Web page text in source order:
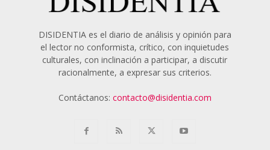
DISIDENTIA es el diario de análisis y opinión para
el lector no conformista, crítico, con inquietudes
culturales, con inclinación a participar, a discutir
racionalmente, a expresar sus criterios.
Contáctanos: contacto@disidentia.com